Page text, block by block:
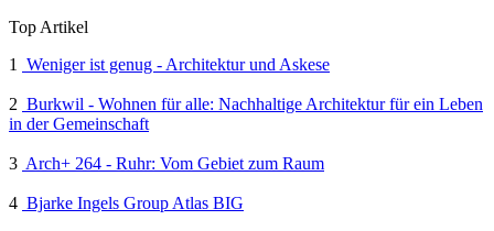
Top Artikel
1
Weniger ist genug - Architektur und Askese
2 Burkwil - Wohnen für alle: Nachhaltige Architektur für ein Leben
in der Gemeinschaft
3 Arch+ 264 - Ruhr: Vom Gebiet zum Raum
4 Bjarke Ingels Group Atlas BIG